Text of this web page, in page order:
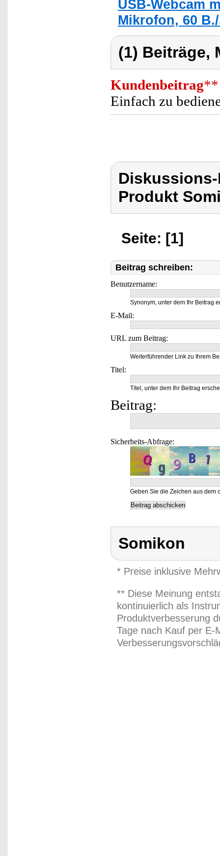
USB-Webcam
Mikrofon, 60
(1) Beiträge,
Kundenbeitrag**
Einfach zu
Produkt
Seite: [1]
Beitrag schreiben:
Benutzername:
Synonym, unter dem Ihr Beitrag
E-Mail:
URL zum Beitrag:
Weiterführender Link zu Ihrem
Titel:
Titel, unter dem Ihr Beitrag
Beitrag:
Sicherheits-Abfrage:
Geben Sie die Zeichen aus dem
Somikon
* Preise inklusive
** Diese Meinung
kontinuierlich als
Produktverbesserung
Tage nach Kauf per E-